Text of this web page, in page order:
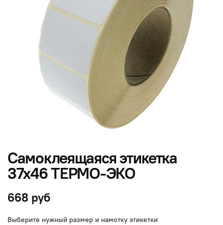
Самоклеящаяся этикетка
37х46 ТЕРМО-ЭКО
668 руб
Выберите нужный размер и намотку этикетки